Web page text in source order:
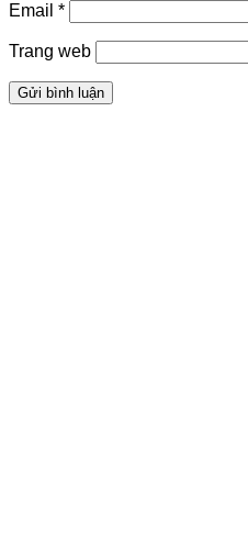
Email *
Trang web